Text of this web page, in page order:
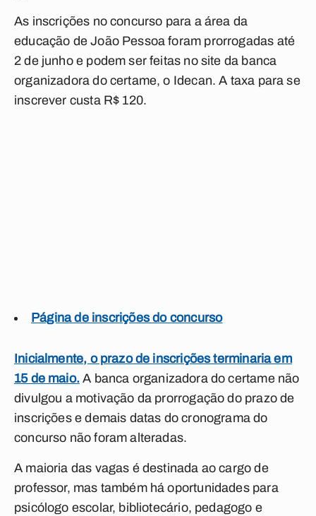
As inscrições no concurso para a área da
educação de João Pessoa foram prorrogadas até
2 de junho e podem ser feitas no site da banca
organizadora do certame, o Idecan. A taxa para se
inscrever custa R$ 120.
Página de inscrições do concurso
Inicialmente, o prazo de inscrições terminaria em
15 de maio.A banca organizadora do certame não
divulgou a motivação da prorrogação do prazo de
inscrições e demais datas do cronograma do
concurso não foram alteradas.
A maioria das vagas é destinada ao cargo de
professor, mas também há oportunidades para
psicólogo escolar, bibliotecário, pedagogo e